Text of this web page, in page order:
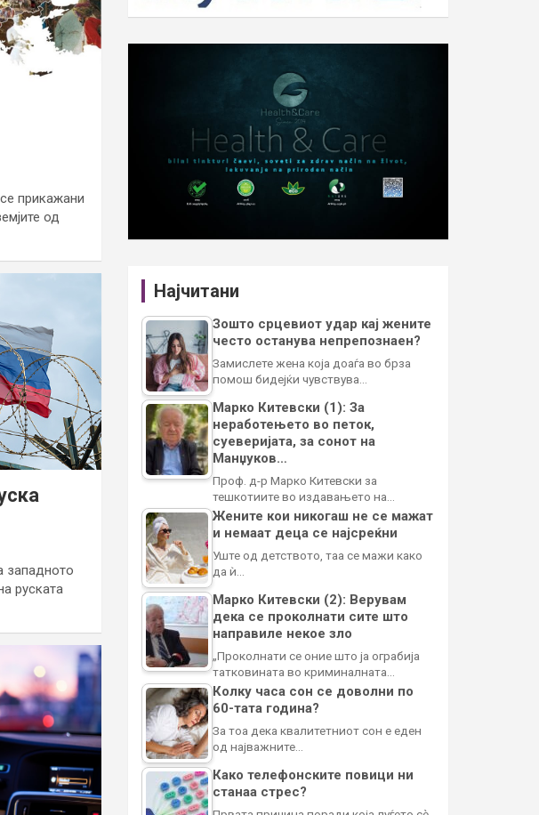
прикажани
од
западното
руската
Најчитани
Зошто срцевиот удар кај жените
често останува непрепознаен?
Замислете жена која доаѓа во брза
помош бидејќи чувствува…
Марко Китевски (1): За
неработењето во петок,
суеверијата, за сонот на
Манџуков…
Проф. д-р Марко Китевски за
тешкотиите во издавањето на…
Жените кои никогаш не се мажат
и немаат деца се најсреќни
Уште од детството, таа се мажи како
да ѝ…
Марко Китевски (2): Верувам
дека се проколнати сите што
направиле некое зло
„Проколнати се оние што ја ограбија
татковината во криминалната…
Колку часа сон се доволни по
60-тата година?
За тоа дека квалитетниот сон е еден
од најважните…
Како телефонските повици ни
станаа стрес?